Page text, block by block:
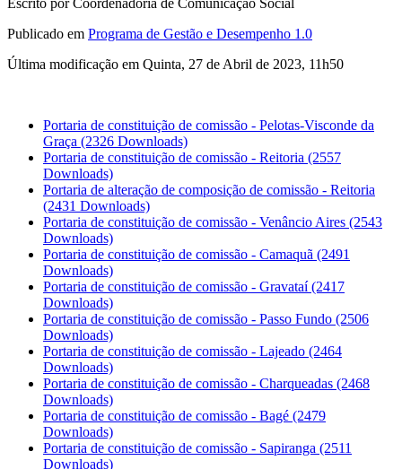
Publicado em Programa de Gestão e Desempenho 1.0
Última modificação em Quinta, 27 de Abril de 2023, 11h50
Portaria de constituição de comissão - Pelotas-Visconde da
Graça (2326 Downloads)
Portaria de constituição de comissão - Reitoria (2557
Downloads)
Portaria de alteração de composição de comissão - Reitoria
(2431 Downloads)
Portaria de constituição de comissão - Venâncio Aires (2543
Downloads)
Portaria de constituição de comissão - Camaquã (2491
Downloads)
Portaria de constituição de comissão - Gravataí(2417
Downloads)
Portaria de constituição de comissão - Passo Fundo (2506
Downloads)
Portaria de constituição de comissão - Lajeado (2464
Downloads)
Portaria de constituição de comissão - Charqueadas (2468
Downloads)
Portaria de constituição de comissão - Bagé (2479
Downloads)
Portaria de constituição de comissão - Sapiranga (2511
Downloads)